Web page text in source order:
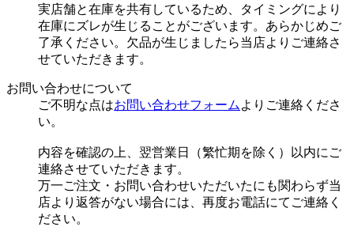
実店舗と在庫を共有しているため、タイミングにより
在庫にズレが生じることがございます。あらかじめご
了承ください。欠品が生じましたら当店よりご連絡さ
せていただきます。
お問い合わせについて
ご不明な点はお問い合わせフォーム よりご連絡くださ
い。
内容を確認の上、翌営業日（繁忙期を除く）以内にご
連絡させていただきます。
万一ご注文・お問い合わせいただいたにも関わらず当
店より返答がない場合には、再度お電話にてご連絡く
ださい。